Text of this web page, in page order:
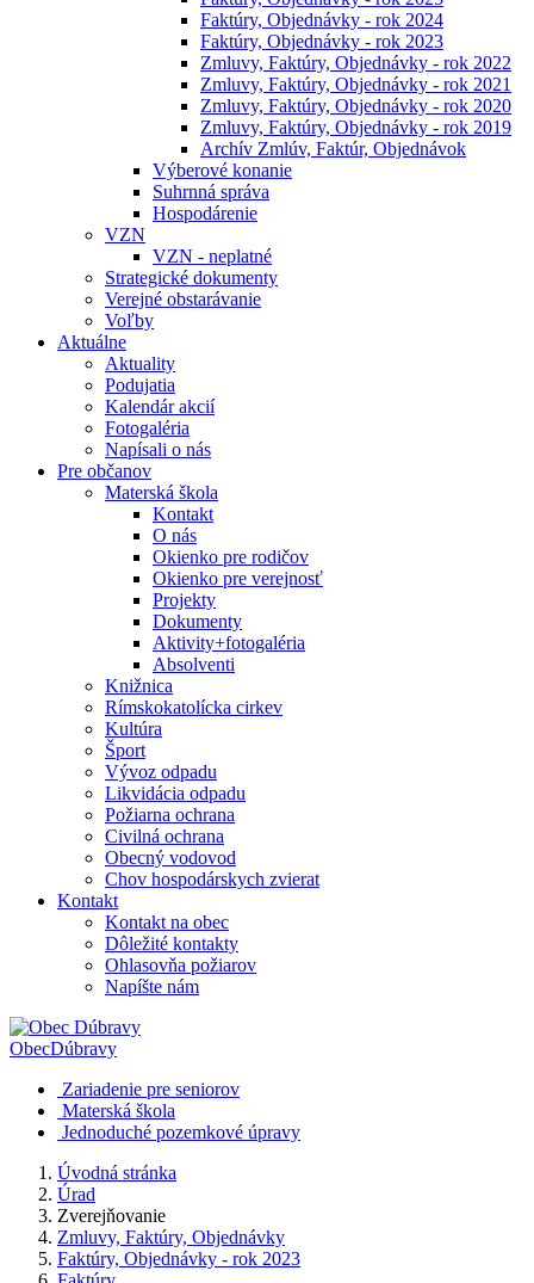
Faktúry, Objednávky - rok 2024
Faktúry, Objednávky - rok 2023
Zmluvy, Faktúry, Objednávky - rok 2022
Zmluvy, Faktúry, Objednávky - rok 2021
Zmluvy, Faktúry, Objednávky - rok 2020
Zmluvy, Faktúry, Objednávky - rok 2019
Archív Zmlúv, Faktúr, Objednávok
Výberové konanie
Suhrnná správa
Hospodárenie
VZN
VZN - neplatné
Strategické dokumenty
Verejné obstarávanie
Voľby
Aktuálne
Aktuality
Podujatia
Kalendár akcií
Fotogaléria
Napísali o nás
Pre občanov
Materská škola
Kontakt
O nás
Okienko pre rodičov
Okienko pre verejnosť
Projekty
Dokumenty
Aktivity+fotogaléria
Absolventi
Knižnica
Rímskokatolícka cirkev
Kultúra
Šport
Vývoz odpadu
Likvidácia odpadu
Požiarna ochrana
Civilná ochrana
Obecný vodovod
Chov hospodárskych zvierat
Kontakt
Kontakt na obec
Dôležité kontakty
Ohlasovňa požiarov
Napíšte nám
ObecDúbravy
Zariadenie pre seniorov
Materská škola
Jednoduché pozemkové úpravy
Úvodná stránka
Úrad
Zverejňovanie
Zmluvy, Faktúry, Objednávky
Faktúry, Objednávky - rok 2023